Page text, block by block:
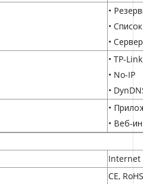
•
•
• Сервер
• TP-Link
• No-IP
•
•
• Веб-
Internet
CE,